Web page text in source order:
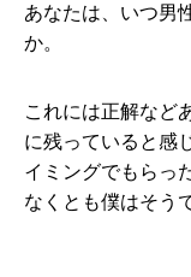
あなたは、いつ男
か。
これには正解など
に残っていると感
イミングでもらっ
なくとも僕はそう